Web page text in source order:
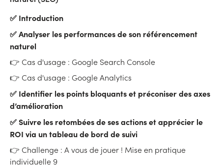
✅ Introduction
✅ Analyser les performances de son référencement
naturel
👉 Cas d'usage : Google Search Console
👉 Cas d'usage : Google Analytics
✅ Identifier les points bloquants et préconiser des axes
d’amélioration
✅ Suivre les retombées de ses actions et apprécier le
ROI via un tableau de bord de suivi
👉 Challenge : A vous de jouer ! Mise en pratique
individuelle 9